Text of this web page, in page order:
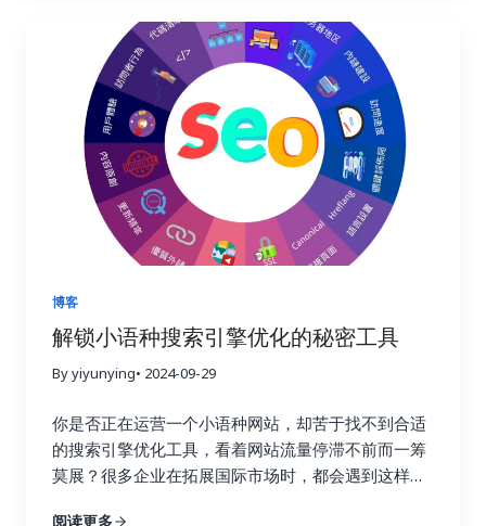
大的商业价值。通过分析这些数据，你可以更好地理
解用户的需求和痛点，优化网站内容和用户体验，最
终提高转化率，实现业务的持续增长。这不仅仅是简
单的流量获取，而是将流量转化为实际的商业价值，
最终实现盈利。 二、 如何选择合适的链接建设追踪
工具？ 市面上有很多链接建设追踪工具，它们的功能
和价格各不相同。选择合适的工具至关重要，就像一
个工匠需要选择合适的工具才能更好地完成工作一
样。在选择工具之前，你需要明确自己的需求和预
算。有些工具功能强大，但价格昂贵；有些工具功能
简单，但价格亲民。你需要根据自己的实际情况，权
建设追踪工具，以及它们的优缺点： 除了以上这些工
具之外，还有其他一些工具也值得考虑，例如
择工具时，不仅要考虑功能和价格，还要考虑易用性
和数据准确性。一个好的工具应该易于上手，操作简
单，并且能够提供准确可靠的数据，为你的决策提供
Buzzsumo 这三大神器，轻松提升链接建设效率，让
你的网站在竞争激烈的线上世界中脱颖而出，成为行
业领军者！ 一、链接建设的重要性：为什么它如此重
要？ 在搜索引擎优化这个复杂而精妙的领域中，链接
就好比一张张珍贵的选票，每一张都代表着对你网站
权威性和可信度的认可。高质量的链接越多，搜索引
擎就越信任你的网站，你的排名自然也就越高。这就
好比现实生活中的社交圈，朋友越多，人脉越广，你
的影响力也就越大。链接建设不仅仅关乎排名，更关
乎你的在线业务的整体成功与长远发展。一个强大的
链接配置文件不仅可以带来更高的品牌知名度和更多
的推荐流量，更能建立起坚实的用户信任，为你的业
务带来持续的增长动力。忽视链接建设，就像建造一
座空中楼阁，看似华丽，实则根基不稳，随时可能坍
的认可，搜索引擎又该如何判断你的网站的价值和可
信度呢？ 二、Ahrefs：全能型搜索引擎优化工具，挖
掘链接宝藏 Ahrefs 就像一位经验丰富的侦探，拥有
博客
解锁小语种搜索引擎优化的秘密工具
By yiyunying• 2024-09-29
你是否正在运营一个小语种网站，却苦于找不到合适
的搜索引擎优化工具，看着网站流量停滞不前而一筹
莫展？很多企业在拓展国际市场时，都会遇到这样的
阅读更多